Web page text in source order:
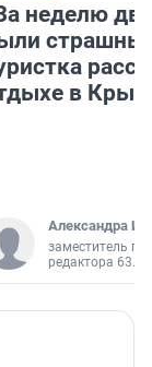
неделю
в
Александра
заместитель
редактора 63.RU